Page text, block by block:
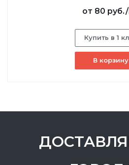
от 80 руб.
Купить в 1
В корзину